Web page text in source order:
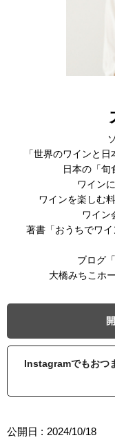
「世界のワインと
日本の「旬
ワイン
ワインを楽しむ
ワイン
著書「おうちでワイ
ブログ
大橋みちこホ
Instagramでもおつ
公開日 : 2024/10/18